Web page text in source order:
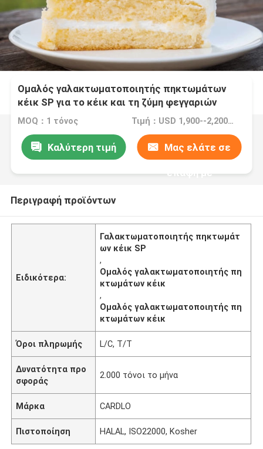
Ομαλός γαλακτωματοποιητής πηκτωμάτων
κέικ SP για το κέικ και τη ζύμη φεγγαριών
ψωμιού
MOQ：1 τόνος Τιμή：USD 1,900--2,200/ton FOB Port Guangzhou
Καλύτερη τιμή Μας ελάτε σε
επαφή με
Περιγραφή προϊόντων
Ειδικότερα:
Γαλακτωματοποιητής πηκτωμάτ
ων κέικ SP
,
Ομαλός γαλακτωματοποιητής πη
κτωμάτων κέικ
,
Ομαλός γαλακτωματοποιητής πη
κτωμάτων κέικ
Όροι πληρωμής L/C, T/T
Δυνατότητα προ
σφοράς
2.000 τόνοι το μήνα
Μάρκα CARDLO
Πιστοποίηση HALAL, ISO22000, Kosher